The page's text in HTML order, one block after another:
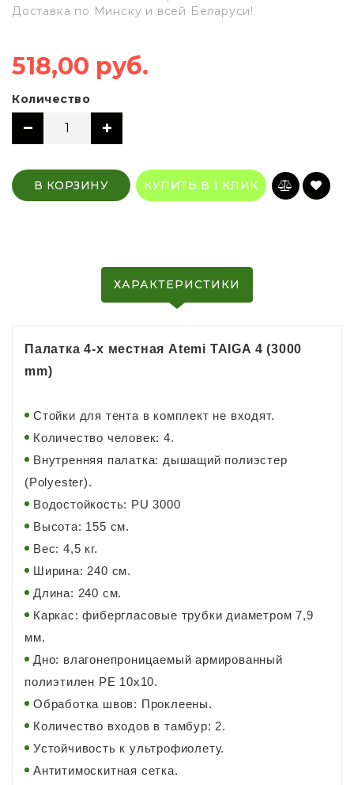
Доставка по Минску и всей Беларуси!
518,00 руб.
Количество
В КОРЗИНУ КУПИТЬ В 1 КЛИК
ХАРАКТЕРИСТИКИ
Палатка 4-х местная Atemi TAIGA 4 (3000
mm)
Стойки для тента в комплект не входят.
Количество человек: 4.
Внутренняя палатка: дышащий полиэстер
(Polyester).
Водостойкость: PU 3000
Высота: 155 см.
Вес: 4,5 кг.
Ширина: 240 см.
Длина: 240 см.
Каркас: фибергласовые трубки диаметром 7,9
мм.
Дно: влагонепроницаемый армированный
полиэтилен РЕ 10х10.
Обработка швов: Проклеены.
Количество входов в тамбур: 2.
Устойчивость к ультрофиолету.
Антитимоскитная сетка.